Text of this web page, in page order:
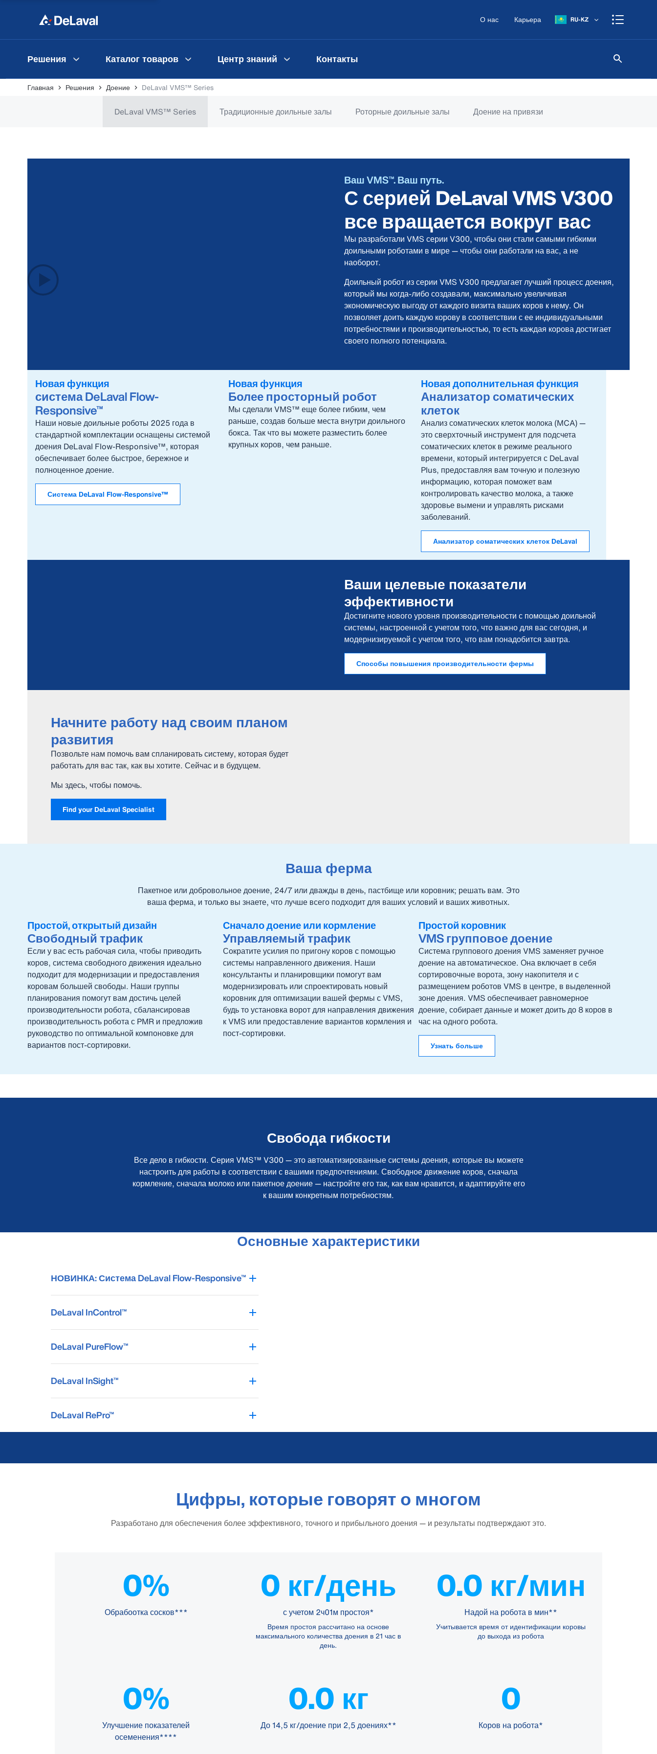
О нас Карьера RU-KZ
Решения Каталог товаров Центр знаний Контакты
Главная Решения Доение DeLaval VMS™ Series
DeLaval VMS™ Series Традиционные доильные залы Роторные доильные залы Доение на привязи
Ваш VMS™. Ваш путь.
С серией DeLaval VMS V300
все вращается вокруг вас
Мы разработали VMS серии V300, чтобы они стали самыми гибкими
доильными роботами в мире — чтобы они работали на вас, а не
наоборот.
Доильный робот из серии VMS V300 предлагает лучший процесс доения,
который мы когда-либо создавали, максимально увеличивая
экономическую выгоду от каждого визита ваших коров к нему. Он
позволяет доить каждую корову в соответствии с ее индивидуальными
потребностями и производительностью, то есть каждая корова достигает
своего полного потенциала.
Новая функция
система DeLaval Flow-
Responsive™
Наши новые доильные роботы 2025 года в
стандартной комплектации оснащены системой
доения DeLaval Flow-Responsive™, которая
обеспечивает более быстрое, бережное и
полноценное доение.
Система DeLaval Flow-Responsive™
Новая функция
Более просторный робот
Мы сделали VMS™ еще более гибким, чем
раньше, создав больше места внутри доильного
бокса. Так что вы можете разместить более
крупных коров, чем раньше.
Новая дополнительная функция
Анализатор соматических
клеток
Анализ соматических клеток молока (MCA) —
это сверхточный инструмент для подсчета
соматических клеток в режиме реального
времени, который интегрируется с DeLaval
Plus, предоставляя вам точную и полезную
информацию, которая поможет вам
контролировать качество молока, а также
здоровье вымени и управлять рисками
заболеваний.
Анализатор соматических клеток DeLaval
Ваши целевые показатели
эффективности
Достигните нового уровня производительности с помощью доильной
системы, настроенной с учетом того, что важно для вас сегодня, и
модернизируемой с учетом того, что вам понадобится завтра.
Способы повышения производительности фермы
Начните работу над своим планом
развития
Позвольте нам помочь вам спланировать систему, которая будет
работать для вас так, как вы хотите. Сейчас и в будущем.
Мы здесь, чтобы помочь.
Find your DeLaval Specialist
Ваша ферма
Пакетное или добровольное доение, 24/7 или дважды в день, пастбище или коровник; решать вам. Это
ваша ферма, и только вы знаете, что лучше всего подходит для ваших условий и ваших животных.
Простой, открытый дизайн
Свободный трафик
Если у вас есть рабочая сила, чтобы приводить
коров, система свободного движения идеально
подходит для модернизации и предоставления
коровам большей свободы. Наши группы
планирования помогут вам достичь целей
производительности робота, сбалансировав
производительность робота с PMR и предложив
руководство по оптимальной компоновке для
вариантов пост-сортировки.
Сначало доение или кормление
Управляемый трафик
Сократите усилия по пригону коров с помощью
системы направленного движения. Наши
консультанты и планировщики помогут вам
модернизировать или спроектировать новый
коровник для оптимизации вашей фермы с VMS,
будь то установка ворот для направления движения
к VMS или предоставление вариантов кормления и
пост-сортировки.
Простой коровник
VMS групповое доение
Система группового доения VMS заменяет ручное
доение на автоматическое. Она включает в себя
сортировочные ворота, зону накопителя и с
размещением роботов VMS в центре, в выделенной
зоне доения. VMS обеспечивает равномерное
доение, собирает данные и может доить до 8 коров в
час на одного робота.
Узнать больше
Свобода гибкости
Все дело в гибкости. Серия VMS™ V300 — это автоматизированные системы доения, которые вы можете
настроить для работы в соответствии с вашими предпочтениями. Свободное движение коров, сначала
кормление, сначала молоко или пакетное доение — настройте его так, как вам нравится, и адаптируйте его
к вашим конкретным потребностям.
Основные характеристики
НОВИНКА: Система DeLaval Flow-Responsive™
DeLaval InControl™
DeLaval PureFlow™
DeLaval InSight™
DeLaval RePro™
Цифры, которые говорят о многом
Разработано для обеспечения более эффективного, точного и прибыльного доения — и результаты подтверждают это.
0%
Обрабоотка сосков***
0 кг/день
с учетом 2ч01м простоя*
Время простоя рассчитано на основе
максимального количества доения в 21 час в
день.
0.0 кг/мин
Надой на робота в мин**
Учитывается время от идентификации коровы
до выхода из робота
0%
Улучшение показателей
осеменения****
0.0 кг
До 14,5 кг/доение при 2,5 доениях**
0
Коров на робота*